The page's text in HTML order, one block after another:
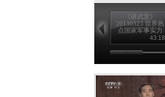
《讲武堂》
20130323 世界热
点国家军事实力
扫描之三崛起的
印度军力
43:18